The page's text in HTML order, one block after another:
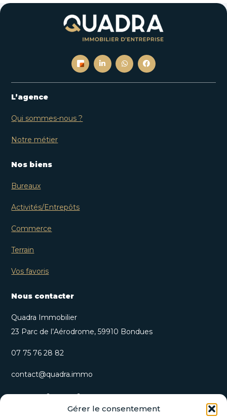
Gérer le consentement
L’agence
Qui sommes-nous ?
Notre métier
Nos biens
Bureaux
Activités/Entrepôts
Commerce
Terrain
Vos favoris
Nous contacter
Quadra Immobilier
23 Parc de l’Aérodrome, 59910 Bondues
07 75 76 28 82
contact@quadra.immo
S’inscrire à notre newsletter
Recevez nos opportunités immobilières et actualités